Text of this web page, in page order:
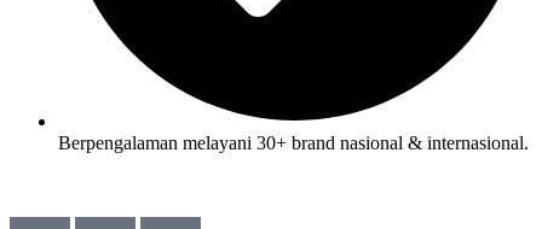
Berpengalaman melayani 30+ brand nasional & internasional.